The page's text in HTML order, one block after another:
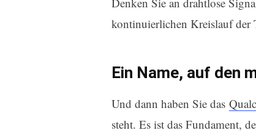
kontinuierlichen Kreislauf der
Ein Name, auf den
Und dann haben Sie das
steht. Es ist das Fundament,